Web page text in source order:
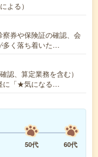
よる）
券や保険証の確認、会
多く落ち着いた…
認、算定業務を含む）
に「★気になる…
50代
60代